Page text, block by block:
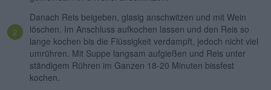
Danach Reis beigeben, glasig anschwitzen und mit Wein
löschen. Im Anschluss aufkochen lassen und den Reis so
lange kochen bis die Flüssigkeit verdampft, jedoch nicht viel
umrühren. Mit Suppe langsam aufgießen und Reis unter
ständigem Rühren im Ganzen 18-20 Minuten bissfest
kochen.